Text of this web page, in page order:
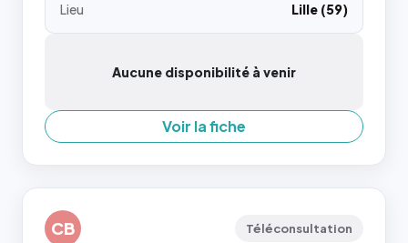
Lieu
Lille (59)
Aucune disponibilité à venir
Voir la fiche
CB Téléconsultation